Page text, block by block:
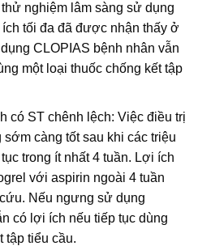
nghiệm lâm sàng sử dụng
tối đa đã được nhận thấy ở
CLOPIAS bệnh nhân vẫn
một loại thuốc chống kết tập
có ST chênh lệch: Việc điều trị
càng tốt sau khi các triệu
trong ít nhất 4 tuần. Lợi ích
với aspirin ngoài 4 tuần
Nếu ngưng sử dụng
có lợi ích nếu tiếp tục dùng
tập tiểu cầu.